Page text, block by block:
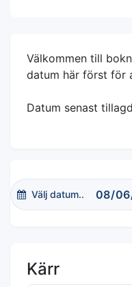
Välkommen till
datum här först för
Datum senast
Välj datum..
Kärr